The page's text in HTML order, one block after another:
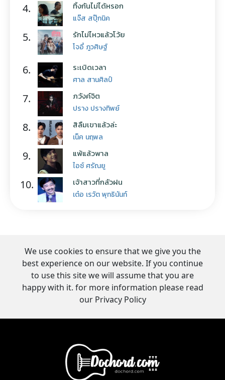
4. ทิ้งกันไม่ได้หรอก
แจ๊ส สปุ๊กนิค
5. รักไม่ไหวแล้วโว้ย
โจอี้ ภูวศิษฐ์
6. ระเบิดเวลา
ศาล สานศิลป์
7. ภวังค์จิต
ปราง ปรางทิพย์
8. สิลืมเขาแล้วล่ะ
เน็ค นฤพล
9. แพ้แล้วพาล
ไอซ์ ศรัณยู
10. เจ้าสาวที่กลัวฝน
เต๋อ เรวัต พุทธินันท์
We use cookies to ensure that we give you the
best experience on our website. If you continue
to use this site we will assume that you are
happy with it. for more information please read
our Privacy Policy